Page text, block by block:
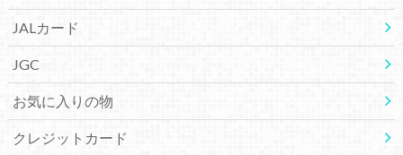
JALカード
JGC
お気に入りの物
クレジットカード